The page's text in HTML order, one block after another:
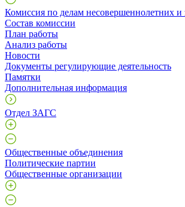
Комиссия по делам несовершеннолетних и
Состав комиссии
План работы
Анализ работы
Новости
Документы регулирующие деятельность
Памятки
Дополнительная информация
Отдел ЗАГС
Общественные объединения
Политические партии
Общественные организации